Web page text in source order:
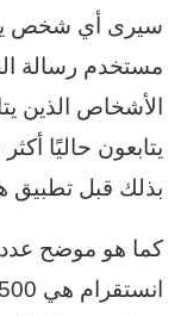
مستخدم رسالة
الأشخاص الذين
بذلك قبل تطبيق
كما هو موضح